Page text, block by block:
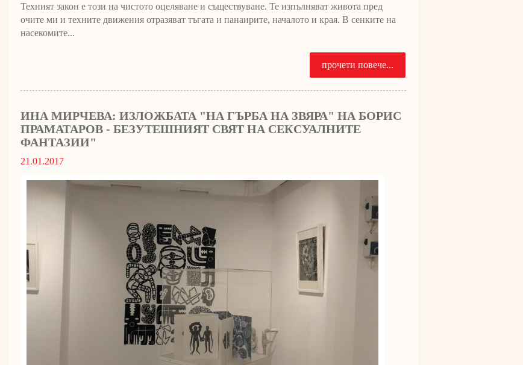
Техният закон е този на чистото оцеляване и съществуване. Те изпълняват живота пред
очите ми и техните движения отразяват тъгата и панаирите, началото и края. В сенките на
насекомите...
прочети повече...
ИНА МИРЧЕВА: ИЗЛОЖБАТА "НА ГЪРБА НА ЗВЯРА" НА БОРИС
ПРАМАТАРОВ - БЕЗУТЕШНИЯТ СВЯТ НА СЕКСУАЛНИТЕ
ФАНТАЗИИ"
21.01.2017